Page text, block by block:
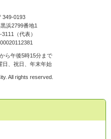
349-0193
浜2799番地1
（代表）
ら午後5時15分まで
日、祝日、年末年始
All rights reserved.